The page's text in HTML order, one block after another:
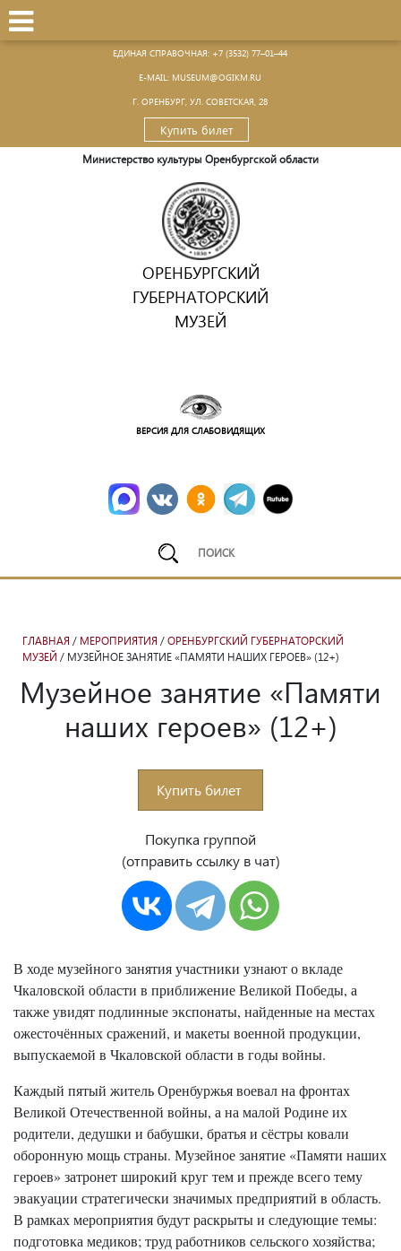
ЕДИНАЯ СПРАВОЧНАЯ: +7 (3532) 77–01–44
Е-MAIL: MUSEUM@OGIKM.RU
Г. ОРЕНБУРГ, УЛ. СОВЕТСКАЯ, 28
Купить билет
Министерство культуры Оренбургской области
ОРЕНБУРГСКИЙ
ГУБЕРНАТОРСКИЙ
МУЗЕЙ
ВЕРСИЯ ДЛЯ СЛАБОВИДЯЩИХ
ГЛАВНАЯ / МЕРОПРИЯТИЯ / ОРЕНБУРГСКИЙ ГУБЕРНАТОРСКИЙ
МУЗЕЙ / МУЗЕЙНОЕ ЗАНЯТИЕ «ПАМЯТИ НАШИХ ГЕРОЕВ» (12+)
Музейное занятие «Памяти
наших героев» (12+)
В ходе музейного занятия участники узнают о вкладе
Чкаловской области в приближение Великой Победы, а также
увидят подлинные экспонаты, найденные на местах
ожесточённых сражений, и макеты военной продукции,
выпускаемой в Чкаловской области в годы войны
Купить билет
Покупка группой
(отправить ссылку в чат)
В ходе музейного занятия участники узнают о вкладе
Чкаловской области в приближение Великой Победы, а
также увидят подлинные экспонаты, найденные на местах
ожесточённых сражений, и макеты военной продукции,
выпускаемой в Чкаловской области в годы войны.
Каждый пятый житель Оренбуржья воевал на фронтах
Великой Отечественной войны, а на малой Родине их
родители, дедушки и бабушки, братья и сёстры ковали
оборонную мощь страны. Музейное занятие «Памяти наших
героев» затронет широкий круг тем и прежде всего тему
эвакуации стратегически значимых предприятий в область.
В рамках мероприятия будут раскрыты и следующие темы:
подготовка медиков; труд работников сельского хозяйства;